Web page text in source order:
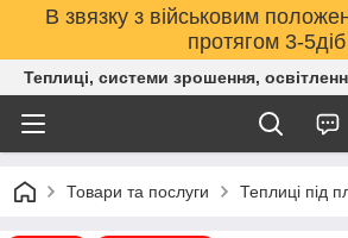
В звязку з військовим
протягом 3-5діб
Теплиці, системи зрошення,
Товари та послуги Теплиці під